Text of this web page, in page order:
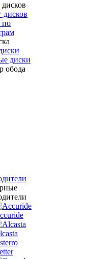
дисков
по
диски
обода